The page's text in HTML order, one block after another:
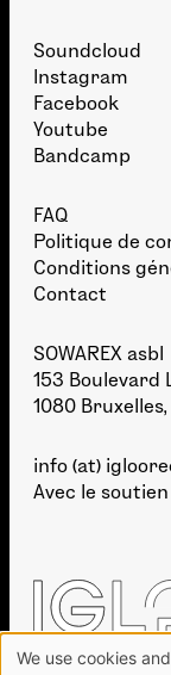
Soundcloud
Instagram
Facebook
Youtube
Bandcamp
FAQ
Politique de
Conditions
Contact
SOWAREX asbl
153 Boulevard
1080
info (at)
Avec le soutien
Use
We use cookies